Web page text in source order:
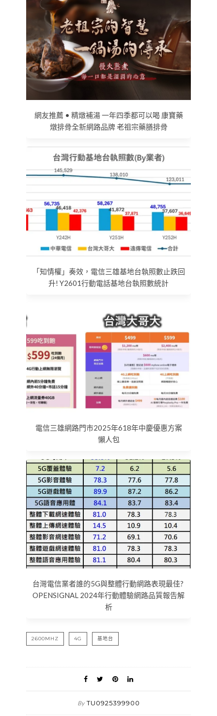
網友推薦 • 精燉補湯 一年四季都可以喝 康寶藥
燉排骨全新網路品牌 老祖宗藥膳排骨
「知情權」奏效，電信三雄基地台執照數止跌回
升! Y2601行動電話基地台執照數統計
電信三雄網路門市2025年618年中慶優惠方案
懶人包
台灣電信業者誰的5G與整體行動網路表現最佳?
OPENSIGNAL 2024年行動體驗網路品質報告解
析
2600MHZ 4G 基地台
By TU0925399900